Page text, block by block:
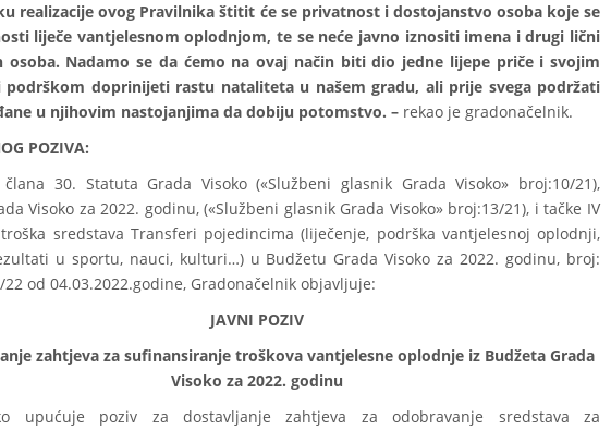
realizacije ovog Pravilnika štitit će se privatnost i dostojanstvo osoba koje se
liječe vantjelesnom oplodnjom, te se neće javno iznositi imena i drugi lični
osoba. Nadamo se da ćemo na ovaj način biti dio jedne lijepe priče i svojim
podrškom doprinijeti rastu nataliteta u našem gradu, ali prije svega podržati
u njihovim nastojanjima da dobiju potomstvo. – rekao je gradonačelnik.
POZIVA:
30. Statuta Grada Visoko («Službeni glasnik Grada Visoko» broj:10/21),
Visoko za 2022. godinu, («Službeni glasnik Grada Visoko» broj:13/21), i tačke IV
sredstava Transferi pojedincima (liječenje, podrška vantjelesnoj oplodnji,
u sportu, nauci, kulturi…) u Budžetu Grada Visoko za 2022. godinu, broj:
22 od 04.03.2022.godine, Gradonačelnik objavljuje:
JAVNI POZIV
zahtjeva za sufinansiranje troškova vantjelesne oplodnje iz Budžeta Grada
Visoko za 2022. godinu
upućuje poziv za dostavljanje zahtjeva za odobravanje sredstava za